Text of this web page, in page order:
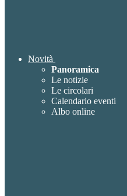
Novità
Panoramica
Le notizie
Le circolari
Calendario eventi
Albo online